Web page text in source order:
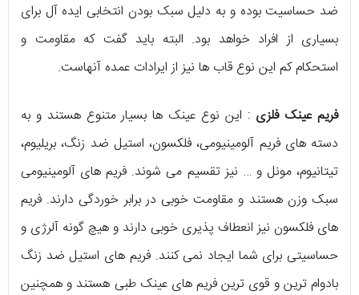
ضد حساسیت بوده و به دلیل سبک بودن انتخابی ایده آل برای
بسیاری از افراد خواهد بود. البته باید گفت که مقاومت و
استحکام کم این نوع قاب ها نیز از ایرادات عمده آنهاست.
فریم عینک فلزی : این نوع عینک ها بسیار متنوع هستند و به
دسته های فریم آلومینیومی، فلکسون، استیل ضد زنگ، بریلیوم،
تیتانیوم، مونل و … نیز تقسیم می شوند. فریم های آلومینیومی
سبک وزن هستند و مقاومت خوبی در برابر خوردگی دارند. فریم
های فلکسون نیز انعطاف پذیری خوبی دارند و هیچ گونه آلرژی و
حساسیتی برای شما ایجاد نمی کنند. فریم های استیل ضد زنگ
بادوام ترین و قوی ترین فریم های عینک طبی هستند و همچنین